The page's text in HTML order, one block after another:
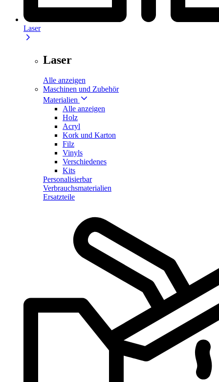
Laser
Laser
Alle anzeigen
Maschinen und Zubehör
Materialien
Alle anzeigen
Holz
Acryl
Kork und Karton
Filz
Vinyls
Verschiedenes
Kits
Personalisierbar
Verbrauchsmaterialien
Ersatzteile